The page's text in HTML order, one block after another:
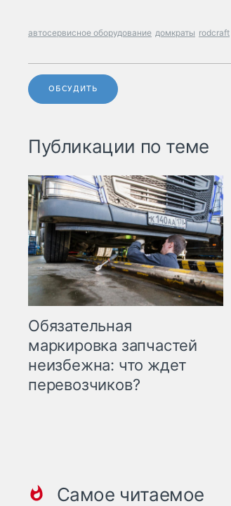
автосервисное оборудование домкраты rodcraft
ОБСУДИТЬ
Публикации по теме
Обязательная
маркировка запчастей
неизбежна: что ждет
перевозчиков?
Самое читаемое